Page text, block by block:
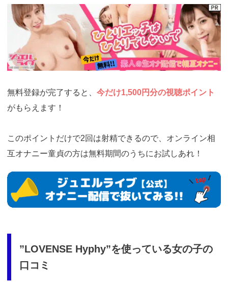
https://www.j-
live.tv/LiveChat/acs.php?
si=jwchatt&pid=MLA5661_0001&pa=lp33.php
無料登録が完了すると、 今だけ1,500円分の視聴ポイント
がもらえます！
このポイントだけで2回は射精できるので、オンライン相
互オナニー童貞の方は無料期間のうちにお試しあれ！
https://www.j-
live.tv/LiveChat/acs.php?
si=jwchatt&pid=MLA5661_0001&pa=lp33.php
”LOVENSE Hyphy”を使っている女の子の
口コミ